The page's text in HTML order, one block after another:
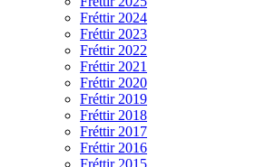
Fréttir 2024
Fréttir 2023
Fréttir 2022
Fréttir 2021
Fréttir 2020
Fréttir 2019
Fréttir 2018
Fréttir 2017
Fréttir 2016
Fréttir 2015